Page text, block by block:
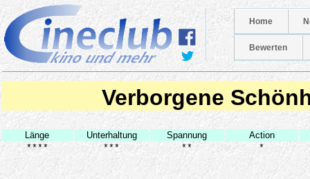
Home
Bewerten
Verborgene
Länge Unterhaltung Spannung
Action
****
*** ** *